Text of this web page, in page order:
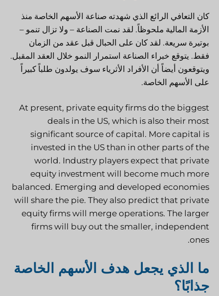
كان التعافي الرائع الذي شهدته صناعة الأسهم الخاصة منذ
الأزمة المالية ملحوظاً. لقد نمت الصناعة – ولا تزال تنمو –
بوتيرة سريعة. لقد كان على الحبال قبل عقد من الزمان
فقط. يتوقع خبراء الصناعة استمرار النمو خلال العقد المقبل.
ويتوقعون أيضاً أن الأفراد الأثرياء سوف يولدون طلباً كبيراً
على الأسهم الخاصة.
At present, private equity firms do the biggest
deals in the US, which is also their most
significant source of capital. More capital is
invested in the US than in other parts of the
world. Industry players expect that private
equity investment will become much more
balanced. Emerging and developed economies
will share the pie. They also predict that private
equity firms will merge operations. The larger
firms will buy out the smaller, independent
ones.
ما الذي يجعل هدف الأسهم الخاصة
جذابًا؟